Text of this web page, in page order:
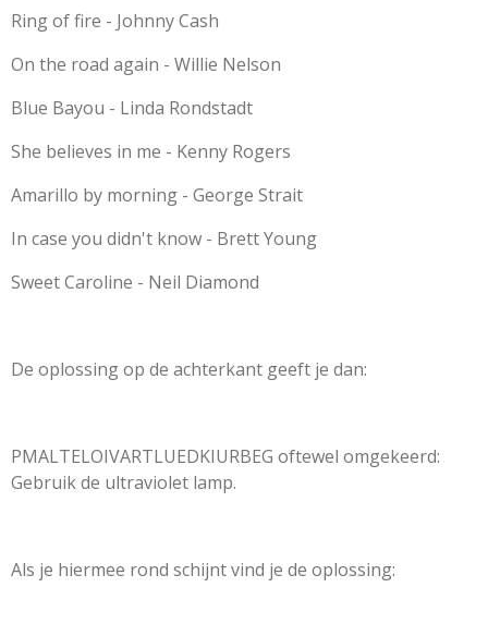
Ring of fire - Johnny Cash
On the road again - Willie Nelson
Blue Bayou - Linda Rondstadt
She believes in me - Kenny Rogers
Amarillo by morning - George Strait
In case you didn't know - Brett Young
Sweet Caroline - Neil Diamond
De oplossing op de achterkant geeft je dan:
PMALTELOIVARTLUEDKIURBEG oftewel omgekeerd:
Gebruik de ultraviolet lamp.
Als je hiermee rond schijnt vind je de oplossing: